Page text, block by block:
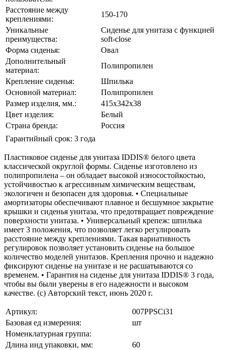
Расстояние между
креплениями:
150-170
Уникальные
преимущества:
Сиденье для унитаза с функцией
soft-close
Форма сиденья:
Овал
Дополнительный
материал:
Полипропилен
Крепление сиденья:
Шпилька
Основной материал:
Полипропилен
Размер изделия, мм.:
415х342х38
Цвет изделия:
Белый
Страна бренда:
Россия
Гарантийный срок: 3 года
Пластиковое сиденье для унитаза IDDIS® белого цвета
классической округлой формы. Сиденье изготовлено из
полипропилена – он обладает высокой износостойкостью,
устойчивостью к агрессивным химическим веществам,
экологичен и безопасен для здоровья. • Специальные
амортизаторы обеспечивают плавное и бесшумное закрытие
крышки и сиденья унитаза, что предотвращает повреждение
поверхности унитаза. • Универсальный крепеж: шпилька
имеет 3 положения, что позволяет легко регулировать
расстояние между креплениями. Такая вариативность
регулировок позволяет установить сиденье на большое
количество моделей унитазов. Крепления прочно и надежно
фиксируют сиденье на унитазе и не расшатываются со
временем. • Гарантия на сиденье для унитаза IDDIS® 3 года,
чтобы вы были уверены в его надежности и высоком
качестве. (с) Авторский текст, июнь 2020 г.
Артикул:
007PPSCi31
Базовая ед измерения:
шт
Номенклатурная группа:
Длина инд упаковки, мм:
60